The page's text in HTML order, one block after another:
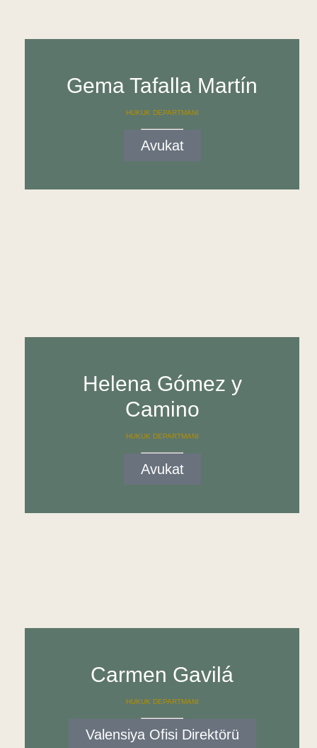
Gema Tafalla Martín
HUKUK DEPARTMANI
Avukat
Helena Gómez y
Camino
HUKUK DEPARTMANI
Avukat
Carmen Gavilá
HUKUK DEPARTMANI
Valensiya Ofisi Direktörü